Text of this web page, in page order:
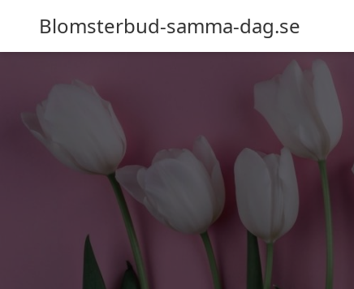
Blomsterbud-samma-dag.se